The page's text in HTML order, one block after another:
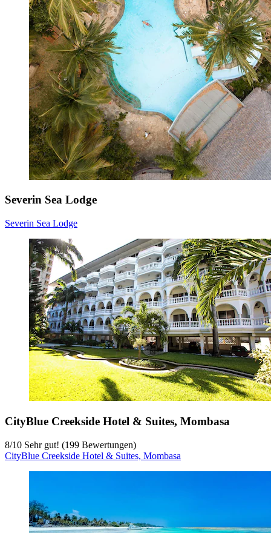
Severin Sea Lodge
Severin Sea Lodge
CityBlue Creekside Hotel & Suites, Mombasa
8/10 Sehr gut! (199 Bewertungen)
CityBlue Creekside Hotel & Suites, Mombasa